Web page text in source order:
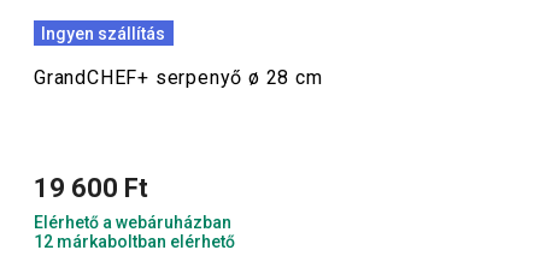
élvezetesebbé a konyhai munkát – szereld fel otthonodat
modernfőző-, sütő
Ingyen szállítás
GrandCHEF+ serpenyő ø 28 cm
19 600 Ft
Elérhető a webáruházban
12 márkaboltban elérhető